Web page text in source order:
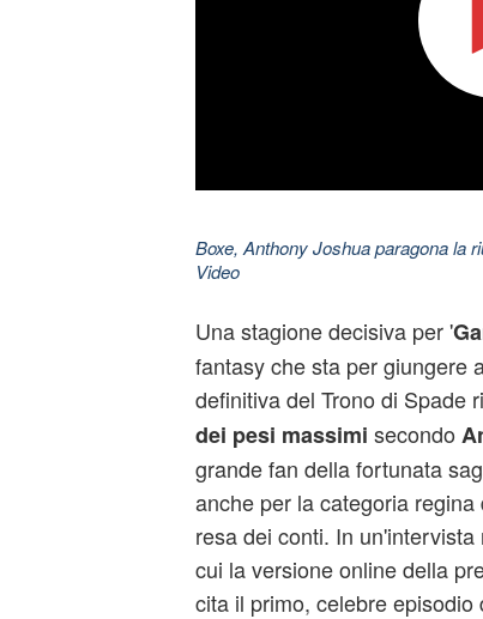
Boxe, Anthony Joshua paragona la
Video
Una stagione decisiva per '
fantasy che sta per giungere
definitiva del Trono di Spade
dei pesi massimi secondo
grande fan della fortunata
anche per la categoria
resa dei conti. In
cui la versione online della
cita il primo, celebre